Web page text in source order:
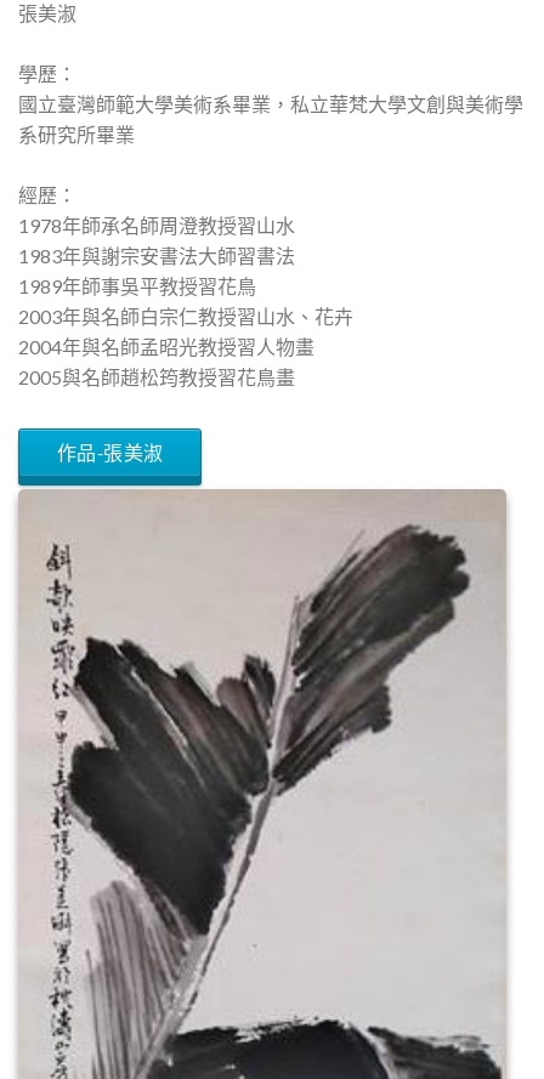
張美淑
學歷：
國立臺灣師範大學美術系畢業，私立華梵大學文創與美術學
系研究所畢業
經歷：
1978年師承名師周澄教授習山水
1983年與謝宗安書法大師習書法
1989年師事吳平教授習花鳥
2003年與名師白宗仁教授習山水、花卉
2004年與名師孟昭光教授習人物畫
2005與名師趙松筠教授習花鳥畫
作品-張美淑